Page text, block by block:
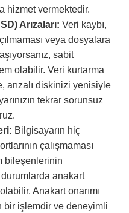
hizmet vermektedir.
Arızaları: Veri kaybı,
veya dosyalara
sabit
olabilir. Veri kurtarma
arızalı diskinizi yenisiyle
tekrar sorunsuz
Bilgisayarın hiç
çalışmaması
bileşenlerinin
durumlarda anakart
Anakart onarımı
bir işlemdir ve deneyimli